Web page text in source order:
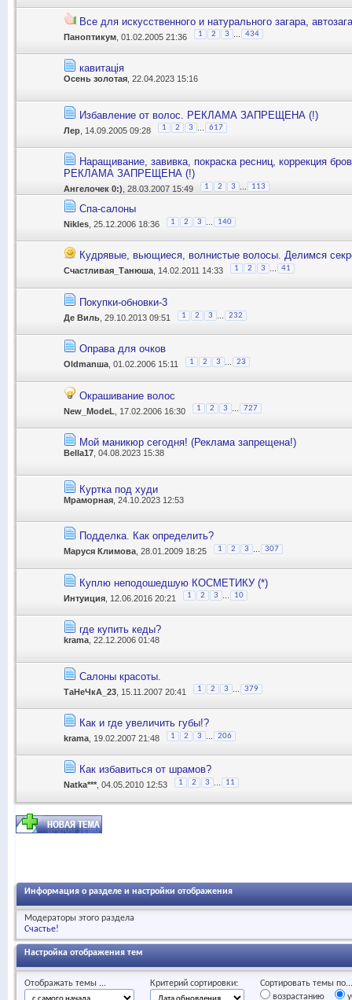
Все для искусственного и натурального загара,
Паноптикум , 01.02.2005 21:36 1 2 3 ... 434
кавитація
Осень золотая , 22.04.2023 15:16
Избавление от волос. РЕКЛАМА ЗАПРЕЩЕНА (!)
Лер , 14.09.2005 09:28 1 2 3 617
Наращивание, завивка, покраска ресниц, коррекция
РЕКЛАМА ЗАПРЕЩЕНА (!)
Ангелочек 0:) , 28.03.2007 15:49 1 2 3 113
Спа-салоны
Nikles , 25.12.2006 18:36 1 2 3 140
Кудрявые, вьющиеся, волнистые волосы. Делимся
Счастливая_Танюша , 14.02.2011 14:33 1 2 3 41
Покупки-обновки-3
Де Виль , 29.10.2013 09:51 1 2 3 232
Оправа для очков
Oldmanша , 01.02.2006 15:11 1 2 3 23
Окрашивание волос
New_ModeL , 17.02.2006 16:30 1 2 3 ... 727
Мой маникюр сегодня! (Реклама запрещена!)
Bella17 , 04.08.2023 15:38
Куртка под худи
Мраморная , 24.10.2023 12:53
Подделка. Как определить?
Маруся Климова , 28.01.2009 18:25 1 2 3 307
Куплю неподошедшую КОСМЕТИКУ (*)
Интуиция , 12.06.2016 20:21 1 2 3 10
где купить кеды?
krama , 22.12.2006 01:48
Салоны красоты.
ТаНеЧкА_23 , 15.11.2007 20:41 1 2 3 379
Как и где увеличить губы!?
krama , 19.02.2007 21:48 1 2 3 206
Как избавиться от шрамов?
Natka*** , 04.05.2010 12:53 1 2 3 11
Информация о разделе и настройки отображения
Модераторы этого раздела
Счастье!
Настройка отображения тем
Отображать темы ... Критерий сортировки:
Сортировать темы по...
возрастанию